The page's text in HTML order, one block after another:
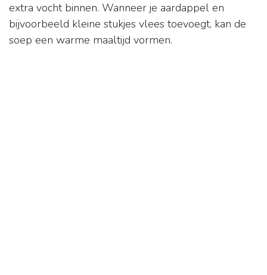
extra vocht binnen. Wanneer je aardappel en
bijvoorbeeld kleine stukjes vlees toevoegt, kan de
soep een warme maaltijd vormen.